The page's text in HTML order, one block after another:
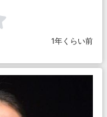
1年くらい前